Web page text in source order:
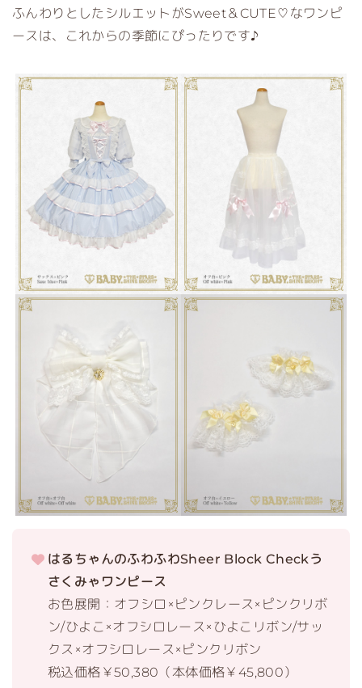
ふんわりとしたシルエットがSweet＆CUTE♡なワンピ
ースは、これからの季節にぴったりです♪
はるちゃんのふわふわSheer Block Checkう
さくみゃワンピース
お色展開：オフシロ×ピンクレース×ピンクリボ
ン/ひよこ×オフシロレース×ひよこリボン/サッ
クス×オフシロレース×ピンクリボン
税込価格￥50,380（本体価格￥45,800）